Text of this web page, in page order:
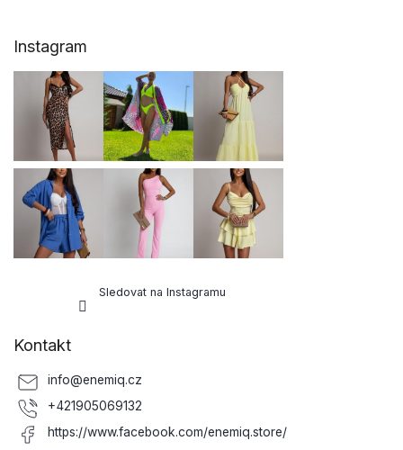
Instagram
Sledovat na Instagramu
Kontakt
info@enemiq.cz
+421905069132
https://www.facebook.com/enemiq.store/